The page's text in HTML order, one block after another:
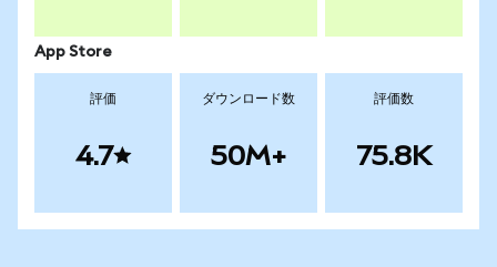
App Store
評価
4.7
ダウンロード数
50M+
評価数
75.8K